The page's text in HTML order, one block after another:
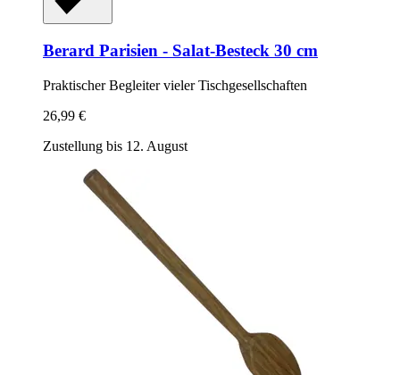
Berard Parisien -​ Salat-​Besteck 30 cm
Praktischer Begleiter vieler Tischgesellschaften
26,99 €
Zustellung bis 12. August